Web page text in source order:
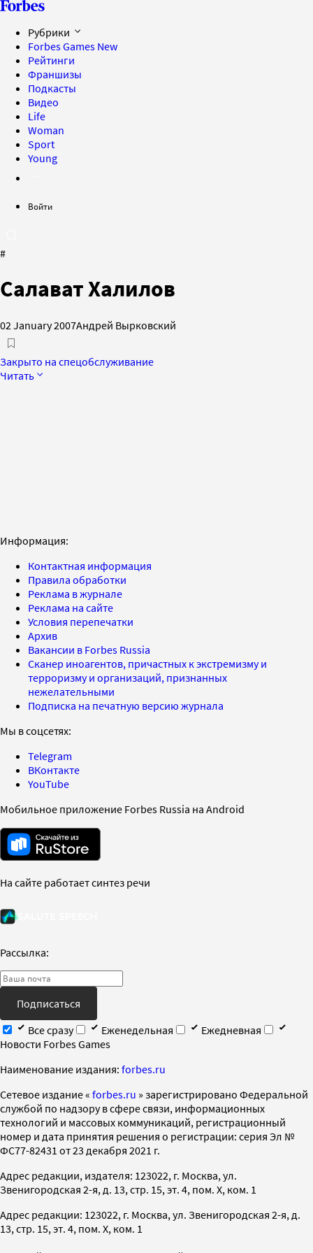
Рубрики
Forbes Games New
Рейтинги
Франшизы
Подкасты
Видео
Life
Woman
Sport
Young
Войти
#
Салават Халилов
02 January 2007Андрей Вырковский
Закрыто на спецобслуживание
Читать
Информация:
Контактная информация
Правила обработки
Реклама в журнале
Реклама на сайте
Условия перепечатки
Архив
Вакансии в Forbes Russia
Сканер иноагентов, причастных к экстремизму и
терроризму и организаций, признанных
нежелательными
Подписка на печатную версию журнала
Мы в соцсетях:
Telegram
ВКонтакте
YouTube
Мобильное приложение Forbes Russia на Android
На сайте работает синтез речи
Рассылка:
Подписаться
Все сразу
Еженедельная
Ежедневная
Новости Forbes Games
Наименование издания: forbes.ru
Cетевое издание « forbes.ru » зарегистрировано Федеральной
службой по надзору в сфере связи, информационных
технологий и массовых коммуникаций, регистрационный
номер и дата принятия решения о регистрации: серия Эл №
ФС77-82431 от 23 декабря 2021 г.
Адрес редакции, издателя: 123022, г. Москва, ул.
Звенигородская 2-я, д. 13, стр. 15, эт. 4, пом. X, ком. 1
Адрес редакции: 123022, г. Москва, ул. Звенигородская 2-я, д.
13, стр. 15, эт. 4, пом. X, ком. 1